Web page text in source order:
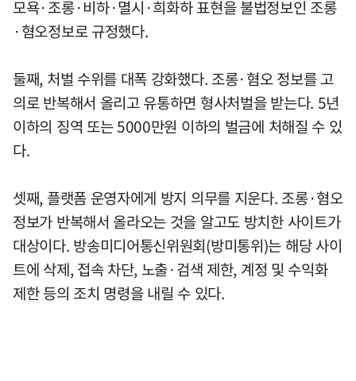
모욕·조롱·비하·멸시·희화하 표현을 불법정보인 조롱
·혐오정보로 규정했다.
둘째, 처벌 수위를 대폭 강화했다. 조롱·혐오 정보를 고
의로 반복해서 올리고 유통하면 형사처벌을 받는다. 5년
이하의 징역 또는 5000만원 이하의 벌금에 처해질 수 있
다.
셋째, 플랫폼 운영자에게 방지 의무를 지운다. 조롱·혐오
정보가 반복해서 올라오는 것을 알고도 방치한 사이트가
대상이다. 방송미디어통신위원회(방미통위)는 해당 사이
트에 삭제, 접속 차단, 노출·검색 제한, 계정 및 수익화
제한 등의 조치 명령을 내릴 수 있다.